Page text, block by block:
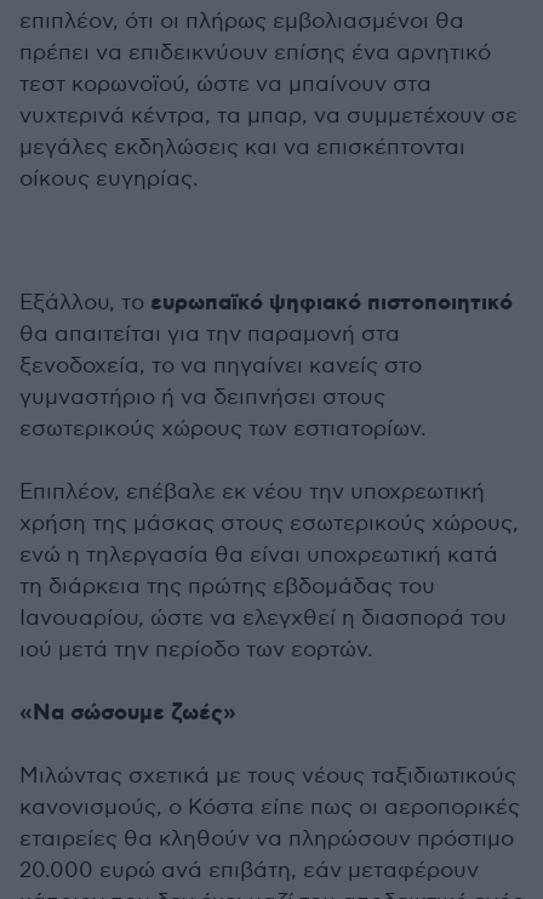
επιπλέον, ότι οι πλήρως εμβολιασμένοι θα
πρέπει να επιδεικνύουν επίσης ένα αρνητικό
τεστ κορωνοϊού, ώστε να μπαίνουν στα
νυχτερινά κέντρα, τα μπαρ, να συμμετέχουν σε
μεγάλες εκδηλώσεις και να επισκέπτονται
οίκους ευγηρίας.
Εξάλλου, το ευρωπαϊκό ψηφιακό πιστοποιητικό
θα απαιτείται για την παραμονή στα
ξενοδοχεία, το να πηγαίνει κανείς στο
γυμναστήριο ή να δειπνήσει στους
εσωτερικούς χώρους των εστιατορίων.
Επιπλέον, επέβαλε εκ νέου την υποχρεωτική
χρήση της μάσκας στους εσωτερικούς χώρους,
ενώ η τηλεργασία θα είναι υποχρεωτική κατά
τη διάρκεια της πρώτης εβδομάδας του
Ιανουαρίου, ώστε να ελεγχθεί η διασπορά του
ιού μετά την περίοδο των εορτών.
«Να σώσουμε ζωές»
Μιλώντας σχετικά με τους νέους ταξιδιωτικούς
κανονισμούς, ο Κόστα είπε πως οι αεροπορικές
εταιρείες θα κληθούν να πληρώσουν πρόστιμο
20.000 ευρώ ανά επιβάτη, εάν μεταφέρουν